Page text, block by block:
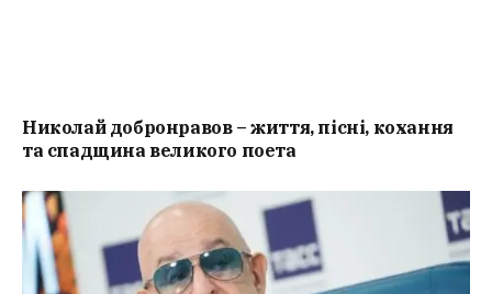
Николай добронравов – життя, пісні, кохання
та спадщина великого поета